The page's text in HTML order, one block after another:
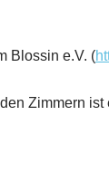
Blossin e.V. (
Zimmern